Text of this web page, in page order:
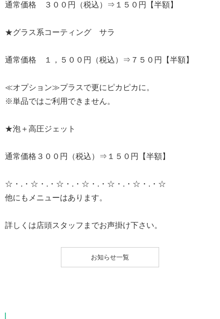
通常価格 ３００円（税込）⇒１５０円【半額】
★グラス系コーティング サラ
通常価格 １，５００円（税込）⇒７５０円【半額】
≪オプション≫プラスで更にピカピカに。
※単品ではご利用できません。
★泡＋高圧ジェット
通常価格３００円（税込）⇒１５０円【半額】
☆・.・☆・.・☆・.・☆・.・☆・.・☆・.・☆
他にもメニューはあります。
詳しくは店頭スタッフまでお声掛け下さい。
お知らせ一覧